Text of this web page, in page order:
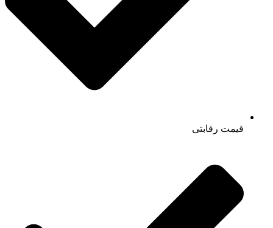
قیمت رقابتی